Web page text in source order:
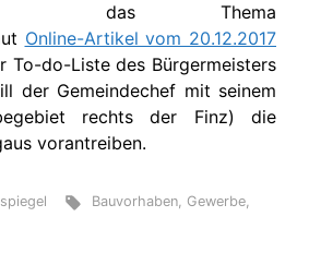
das Thema
Online-Artikel vom 20.12.2017
To-do-Liste des Bürgermeisters
der Gemeindechef mit seinem
rechts der Finz) die
vorantreiben.
Bauvorhaben, Gewerbe,